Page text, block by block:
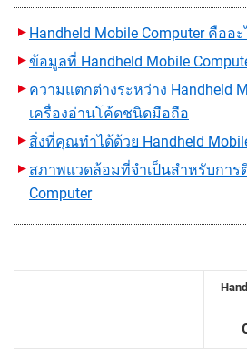
Handheld Mobile Computer คืออะ
ข้อมูลที่ Handheld Mobile
ความแตกต่างระหว่าง Handheld
เครื่องอ่านโค้ดชนิดมือถือ
สิ่งที่คุณทำได้ด้วย Handheld
สภาพแวดล้อมที่จำเป็นสำหรับการ
Computer